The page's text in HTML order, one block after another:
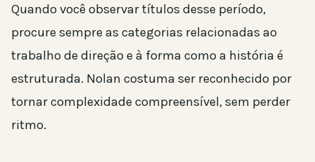
Quando você observar títulos desse período,
procure sempre as categorias relacionadas ao
trabalho de direção e à forma como a história é
estruturada. Nolan costuma ser reconhecido por
tornar complexidade compreensível, sem perder
ritmo.